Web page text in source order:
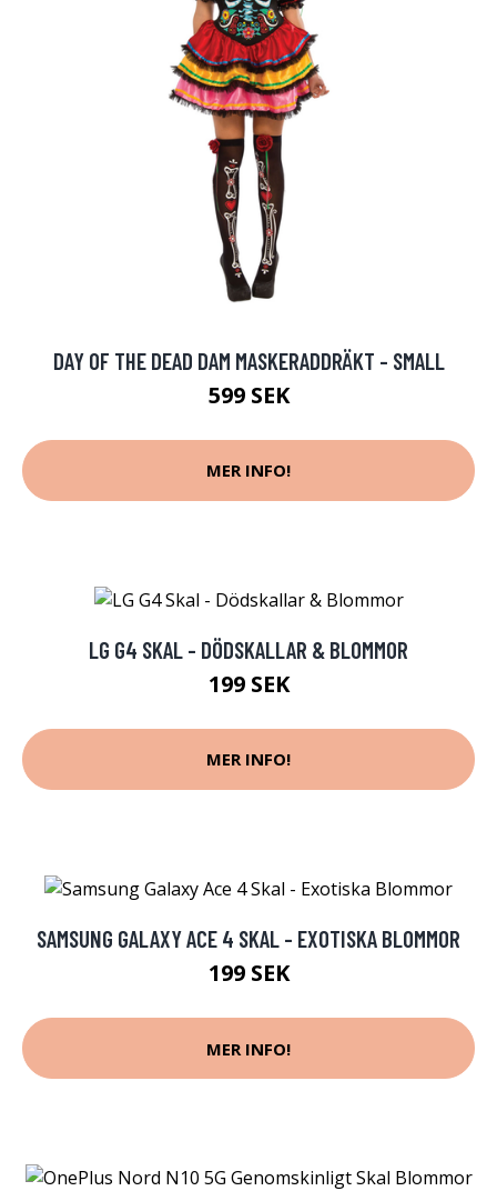
DAY OF THE DEAD DAM MASKERADDRÄKT - SMALL
599 SEK
MER INFO!
LG G4 SKAL - DÖDSKALLAR & BLOMMOR
199 SEK
MER INFO!
SAMSUNG GALAXY ACE 4 SKAL - EXOTISKA BLOMMOR
199 SEK
MER INFO!